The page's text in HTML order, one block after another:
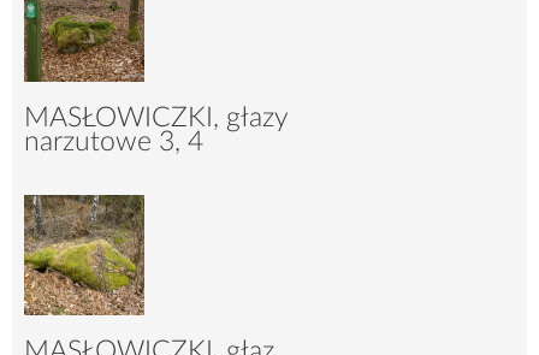
MASŁOWICZKI, głazy
narzutowe 3, 4
4073 18